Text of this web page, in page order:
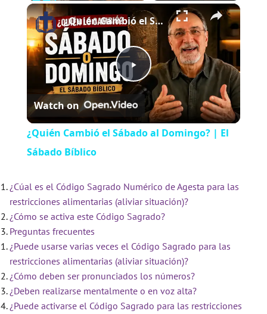
PlayUnmute Fullscreen ×
P
y
V
i
d
¿Quién Cambió el Sábado al Domingo? | El Sábado Bíblico
Watch on
¿Quién Cambió el Sábado al Domingo? | El
Sábado Bíblico
¿Cúal es el Código Sagrado Numérico de Agesta para las
restricciones alimentarias (aliviar situación)?
¿Cómo se activa este Código Sagrado?
Preguntas frecuentes
¿Puede usarse varias veces el Código Sagrado para las
restricciones alimentarias (aliviar situación)?
¿Cómo deben ser pronunciados los números?
¿Deben realizarse mentalmente o en voz alta?
¿Puede activarse el Código Sagrado para las restricciones